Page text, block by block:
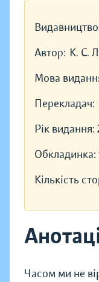
Автор: К. С.
Мова
Перекладач:
Рік видання:
Обкладинка:
Кількість
Часом ми не